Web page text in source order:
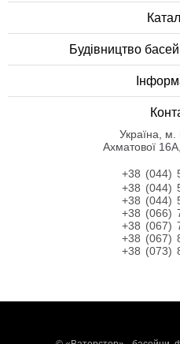
Будівництво
Українa, м.
Ахматової
+38 (044)
+38 (044)
+38 (044)
+38 (066)
+38 (067)
+38 (067)
+38 (073)